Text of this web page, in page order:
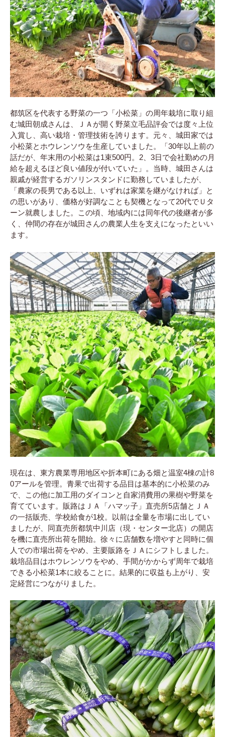
都筑区を代表する野菜の一つ「小松菜」の周年栽培に取り組
む城田朝成さんは、ＪＡが開く野菜立毛品評会では度々上位
入賞し、高い栽培・管理技術を誇ります。元々、城田家では
小松菜とホウレンソウを生産していました。「30年以上前の
話だが、年末用の小松菜は1束500円。2、3日で会社勤めの月
給を超えるほど良い値段が付いていた」。当時、城田さんは
親戚が経営するガソリンスタンドに勤務していましたが、
「農家の長男である以上、いずれは家業を継がなければ」と
の思いがあり、価格が好調なことも契機となって20代でＵタ
ーン就農しました。この頃、地域内には同年代の後継者が多
く、仲間の存在が城田さんの農業人生を支えになったといい
ます。
現在は、東方農業専用地区や折本町にある畑と温室4棟の計8
0アールを管理。青果で出荷する品目は基本的に小松菜のみ
で、この他に加工用のダイコンと自家消費用の果樹や野菜を
育てています。販路はＪＡ「ハマッ子」直売所5店舗とＪＡ
の一括販売、学校給食が1校。以前は全量を市場に出してい
ましたが、同直売所都筑中川店（現・センター北店）の開店
を機に直売所出荷を開始。徐々に店舗数を増やすと同時に個
人での市場出荷をやめ、主要販路をＪＡにシフトしました。
栽培品目はホウレンソウをやめ、手間がかからず周年で栽培
できる小松菜1本に絞ることに。結果的に収益も上がり、安
定経営につながりました。